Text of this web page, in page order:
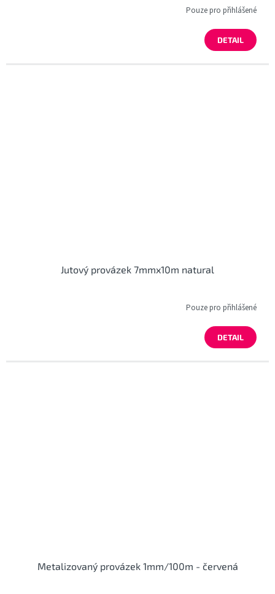
Pouze pro přihlášené
DETAIL
Jutový provázek 7mmx10m natural
Pouze pro přihlášené
DETAIL
Metalizovaný provázek 1mm/100m - červená